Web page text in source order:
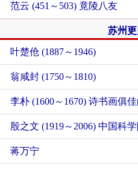
范云 (451～503) 竟陵八友
苏州
叶楚伧 (1887～1946)
翁咸封 (1750～1810)
李朴 (1600～1670) 诗书画俱
殷之文 (1919～2006) 中国科
蒋万宁